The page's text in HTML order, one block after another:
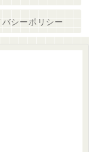
バシーポリシー